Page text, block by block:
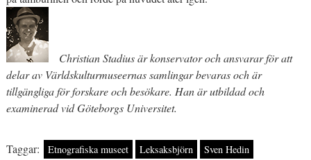
Christian Stadius är konservator och ansvarar för att
delar av Världskulturmuseernas samlingar bevaras och är
tillgängliga för forskare och besökare. Han är utbildad och
examinerad vid Göteborgs Universitet.
Taggar: Etnografiska museet Leksaksbjörn Sven Hedin